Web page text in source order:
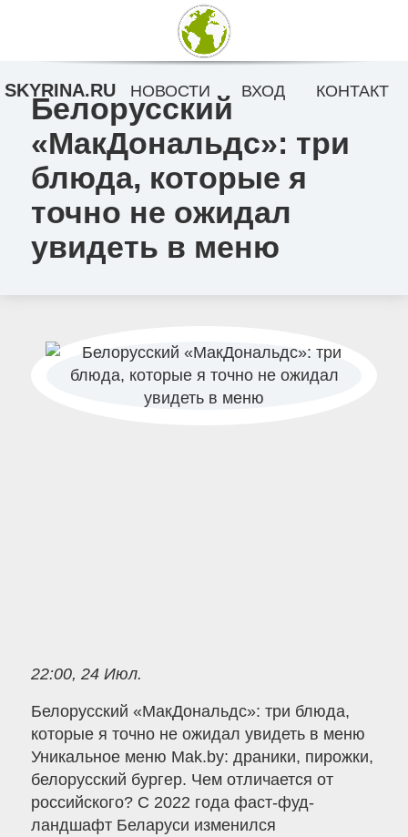
Белорусский
«MaкДональдс»: три
блюда, которые я
точно не ожидал
увидеть в меню
22:00, 24 Июл.
Белорусский «MaкДональдс»: три блюда,
которые я точно не ожидал увидеть в меню
Уникальное меню Mak.by: драники, пирожки,
белорусский бургер. Чем отличается от
российского? С 2022 года фаст-фуд-
ландшафт Беларуси изменился
SKYRINA.RU НОВОСТИ ВХОД КОНТАКТ